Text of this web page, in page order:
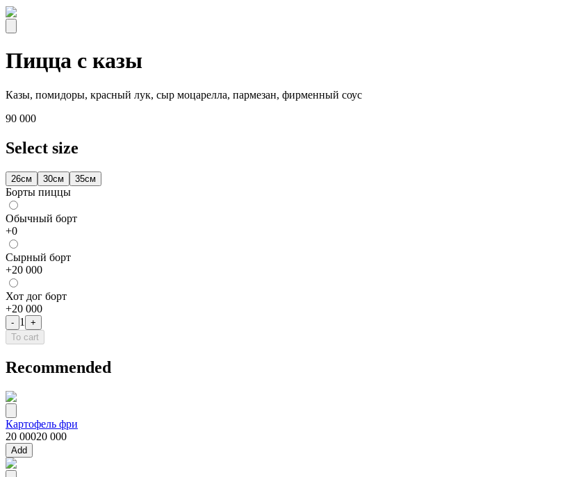
Пицца с казы
Казы, помидоры, красный лук, сыр моцарелла, пармезан, фирменный соус
90 000
Select size
26см 30см 35см
Борты пиццы
Обычный борт
+0
Сырный борт
+20 000
Хот дог борт
+20 000
- 1
+
To cart
Recommended
Картофель фри
20 00020 000
Add